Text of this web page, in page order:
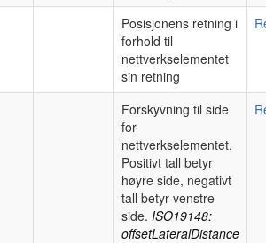
Posisjonens retning i
forhold til
nettverkselementet
sin retning
Forskyvning til side
for
nettverkselementet.
Positivt tall betyr
høyre side, negativt
tall betyr venstre
side. ISO19148:
offsetLateralDistance